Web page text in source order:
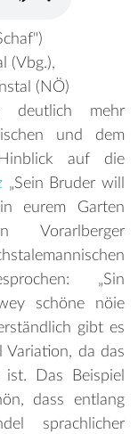
(Vbg.),
(NÖ)
deutlich mehr
und dem
auf die
„Sein Bruder will
eurem Garten
„Sin
schöne nöie
gibt es
Variation, da das
ist. Das Beispiel
dass entlang
sprachlicher